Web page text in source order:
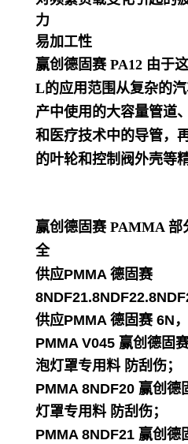
力
易加工性
赢创德固赛 PA12 由于
L的应用范围从复杂的
产中使用的大容量管道
和医疗技术中的导管，
的叶轮和控制阀外壳等
赢创德固赛 PAMMA 部
全
供应PMMA 德固赛
供应PMMA 德固赛 6N
PMMA V045 赢创德固
泡灯罩专用料 防刮伤；
PMMA 8NDF20 赢创德
灯罩专用料 防刮伤；
PMMA 8NDF21 赢创德